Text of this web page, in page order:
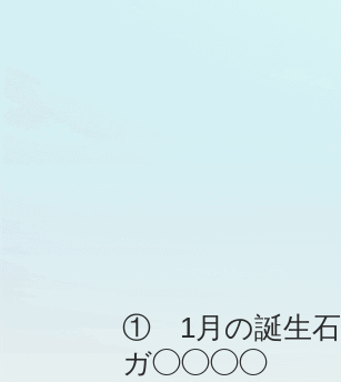
① 1月の誕生石
ガ◯◯◯◯